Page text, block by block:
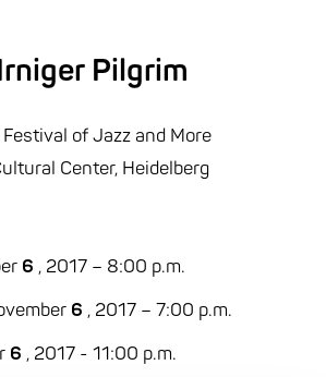
Pilgrim
of Jazz and More
Center, Heidelberg
6 , 2017 – 8:00 p.m.
6 , 2017 – 7:00 p.m.
6, 2017 - 11:00 p.m.